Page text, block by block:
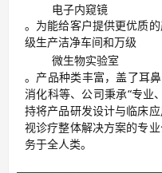
电子内窥镜
。为能给客户提供更优质
级生产洁净车间和万级
微生物实验室
。产品种类丰富，盖了耳
消化科等、公司秉承“专业
持将产品研发设计与临床
视诊疗整体解决方案的专
务于全人类。